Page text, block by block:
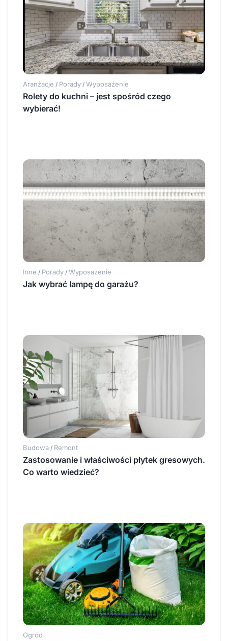
Aranżacje / Porady / Wyposażenie
Rolety do kuchni – jest spośród czego
wybierać!
Inne / Porady / Wyposażenie
Jak wybrać lampę do garażu?
Budowa / Remont
Zastosowanie i właściwości płytek gresowych.
Co warto wiedzieć?
Ogród